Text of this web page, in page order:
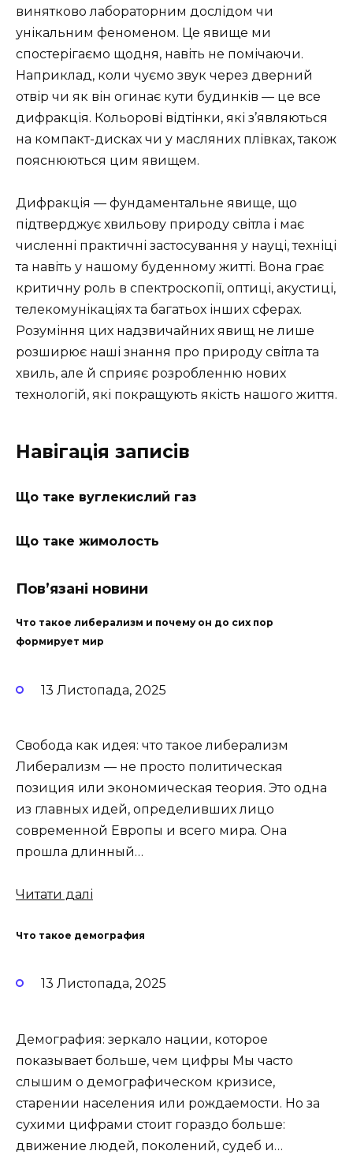
винятково лабораторним дослідом чи
унікальним феноменом. Це явище ми
спостерігаємо щодня, навіть не помічаючи.
Наприклад, коли чуємо звук через дверний
отвір чи як він огинає кути будинків — це все
дифракція. Кольорові відтінки, які з’являються
на компакт-дисках чи у масляних плівках, також
пояснюються цим явищем.
Дифракція — фундаментальне явище, що
підтверджує хвильову природу світла і має
численні практичні застосування у науці, техніці
та навіть у нашому буденному житті. Вона грає
критичну роль в спектроскопії, оптиці, акустиці,
телекомунікаціях та багатьох інших сферах.
Розуміння цих надзвичайних явищ не лише
розширює наші знання про природу світла та
хвиль, але й сприяє розробленню нових
технологій, які покращують якість нашого життя.
Навігація записів
Що таке вуглекислий газ
Що таке жимолость
Пов’язані новини
Что такое либерализм и почему он до сих пор
формирует мир
13 Листопада, 2025
Свобода как идея: что такое либерализм
Либерализм — не просто политическая
позиция или экономическая теория. Это одна
из главных идей, определивших лицо
современной Европы и всего мира. Она
прошла длинный…
Читати далі
Что такое демография
13 Листопада, 2025
Демография: зеркало нации, которое
показывает больше, чем цифры Мы часто
слышим о демографическом кризисе,
старении населения или рождаемости. Но за
сухими цифрами стоит гораздо больше:
движение людей, поколений, судеб и…